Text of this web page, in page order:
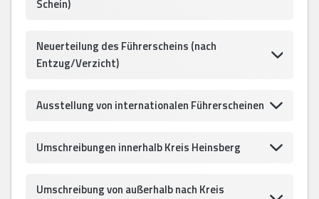
Schein)
Neuerteilung des Führerscheins (nach
Entzug/Verzicht)
Ausstellung von internationalen Führerscheinen
Umschreibungen innerhalb Kreis Heinsberg
Umschreibung von außerhalb nach Kreis